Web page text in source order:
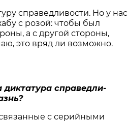
справедливости. Но у нас
с розой: чтобы был
а с другой стороны,
это вряд ли возможно.
справедли-
с серийными